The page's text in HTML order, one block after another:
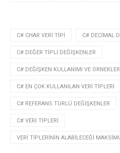
C# CHAR VERI TIPI C# DECIMAL
C# DEĞER TIPLI DEĞIŞKENLER
C# DEĞIŞKEN KULLANIMI VE
C# EN ÇOK KULLANILAN VERI TIPLERI
C# REFERANS TÜRLÜ DEĞIŞKENLER
C# VERI TIPLERI
VERI TIPLERININ ALABILECEĞI